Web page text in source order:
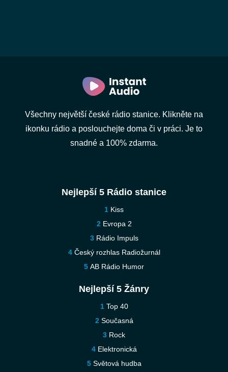
Všechny největší české rádio stanice. Klikněte na
ikonku rádio a poslouchejte doma či v práci. Je to
snadné a 100% zdarma.
Nejlepší 5 Rádio stanice
Kiss
Evropa 2
Rádio Impuls
Český rozhlas Radiožurnál
AB Rádio Humor
Nejlepší 5 Žánry
Top 40
Současná
Rock
Elektronická
Světová hudba